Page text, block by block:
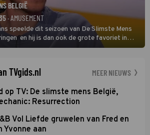
BELGIË
· AMUSEMENT
speelde dit seizoen van De Slimste Mens
en hij is dan ook de grote favoriet in
er is Nederlandse inbreng, want komiek
TVgids.nl MEER NIEUWS
op TV: De slimste mens België,
Resurrection
Vol Liefde gruwelen van Fred en
Yvonne aan